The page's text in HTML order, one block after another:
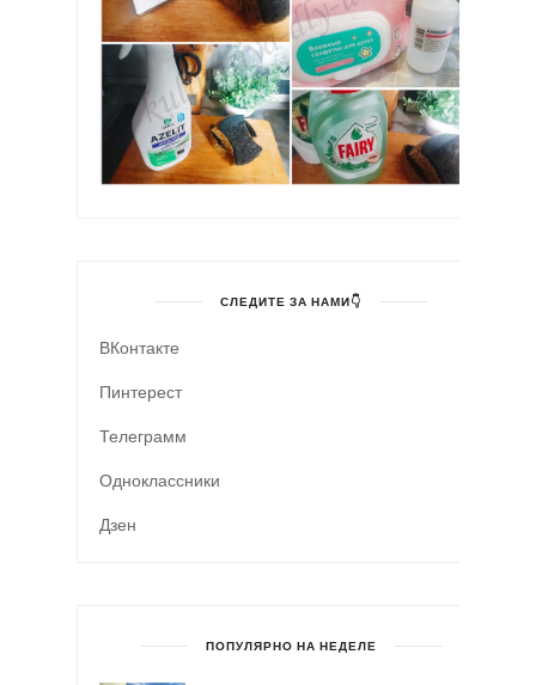
СЛЕДИТЕ ЗА НАМИ👇
ВКонтакте
Пинтерест
Телеграмм
Одноклассники
Дзен
ПОПУЛЯРНО НА НЕДЕЛЕ